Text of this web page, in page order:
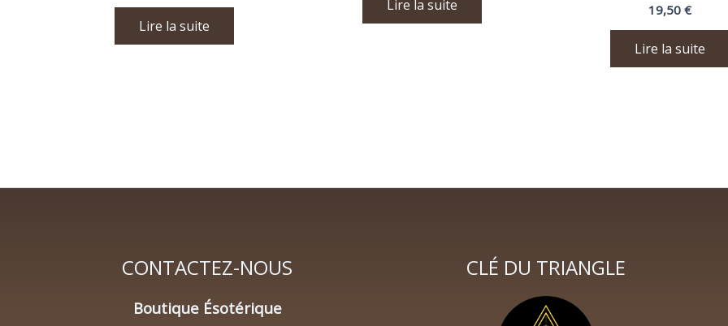
Lire la suite
Lire la suite 19,50 €
Lire la suite
CONTACTEZ-NOUS
Boutique Ésotérique
CLÉ DU TRIANGLE